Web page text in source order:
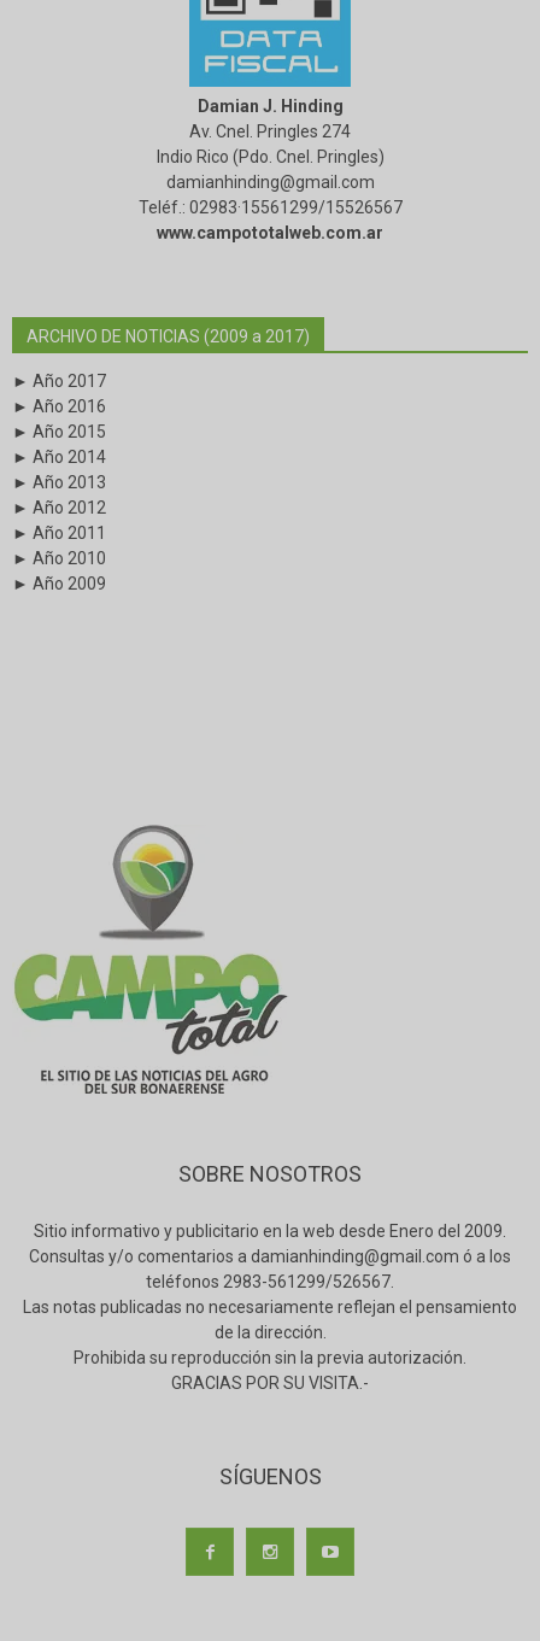
Damian J. Hinding
Av. Cnel. Pringles 274
Indio Rico (Pdo. Cnel. Pringles)
damianhinding@gmail.com
Teléf.: 02983·15561299/15526567
www.campototalweb.com.ar
ARCHIVO DE NOTICIAS (2009 a 2017)
► Año 2017
► Año 2016
► Año 2015
► Año 2014
► Año 2013
► Año 2012
► Año 2011
► Año 2010
► Año 2009
SOBRE NOSOTROS
Sitio informativo y publicitario en la web desde Enero del 2009.
Consultas y/o comentarios a damianhinding@gmail.com ó a los
teléfonos 2983-561299/526567.
Las notas publicadas no necesariamente reflejan el pensamiento
de la dirección.
Prohibida su reproducción sin la previa autorización.
GRACIAS POR SU VISITA.-
SÍGUENOS